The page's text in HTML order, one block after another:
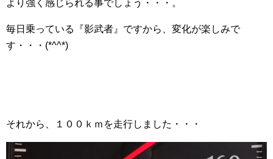
より強く感じられる事でしょう・・・。
毎日乗っている『影武者』ですから、変化が楽しみで
す・・・(*^^*)
それから、１００ｋｍを走行しました・・・